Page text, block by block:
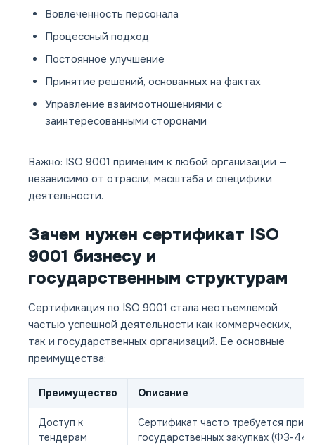
Вовлеченность персонала
Процессный подход
Постоянное улучшение
Принятие решений, основанных на фактах
Управление взаимоотношениями с
заинтересованными сторонами
Важно: ISO 9001 применим к любой организации —
независимо от отрасли, масштаба и специфики
деятельности.
Зачем нужен сертификат ISO
9001 бизнесу и
государственным структурам
Сертификация по ISO 9001 стала неотъемлемой
частью успешной деятельности как коммерческих,
так и государственных организаций. Ее основные
преимущества:
Преимущество Описание
Доступ к
тендерам
Сертификат часто требуется при
государственных закупках (ФЗ-